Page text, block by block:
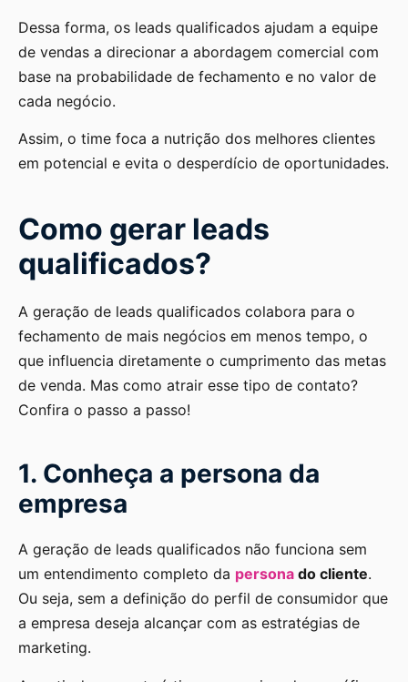
Dessa forma, os leads qualificados ajudam a equipe
de vendas a direcionar a abordagem comercial com
base na probabilidade de fechamento e no valor de
cada negócio.
Assim, o time foca a nutrição dos melhores clientes
em potencial e evita o desperdício de oportunidades.
Como gerar leads
qualificados?
A geração de leads qualificados colabora para o
fechamento de mais negócios em menos tempo, o
que influencia diretamente o cumprimento das metas
de venda. Mas como atrair esse tipo de contato?
Confira o passo a passo!
1. Conheça a persona da
empresa
A geração de leads qualificados não funciona sem
um entendimento completo da persona do cliente.
Ou seja, sem a definição do perfil de consumidor que
a empresa deseja alcançar com as estratégias de
marketing.